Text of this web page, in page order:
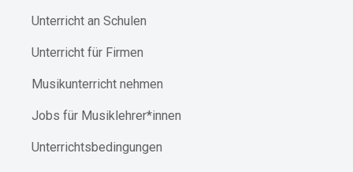
Unterricht an Schulen
Unterricht für Firmen
Musikunterricht nehmen
Jobs für Musiklehrer*innen
Unterrichtsbedingungen